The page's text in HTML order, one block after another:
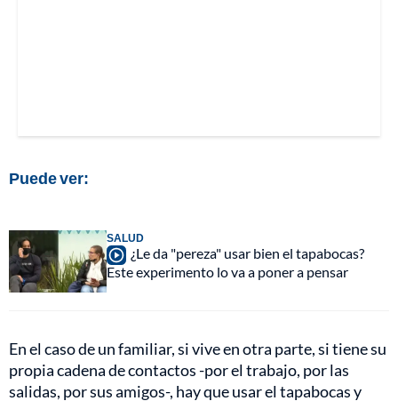
Puede ver:
SALUD
¿Le da "pereza" usar bien el tapabocas?
Este experimento lo va a poner a pensar
En el caso de un familiar, si vive en otra parte, si tiene su
propia cadena de contactos -por el trabajo, por las
salidas, por sus amigos-, hay que usar el tapabocas y